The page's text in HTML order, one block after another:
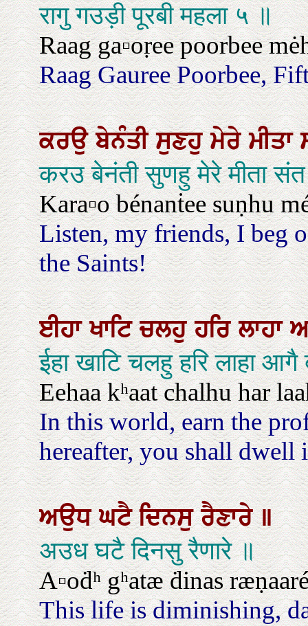
रागु गउड़ी पूरबी महला ५ ॥
Raag ga▫oṛee poorbee
Raag Gauree Poorbee,
ਕਰਉਬੇਨੰਤੀਸੁਣਹੁਮੇਰੇਮੀਤਾ
करउ बेनंती सुणहु मेरे मीता
Kara▫o bénanṫee suṇhu
Listen, my friends, I beg
the Saints!
ਈਹਾਖਾਟਿਚਲਹੁਹਰਿਲਾਹਾ
ईहा खाटि चलहु हरि लाहा
Eehaa kʰaat chalhu har
In this world, earn the
hereafter, you shall dwell
ਅਉਧਘਟੈਦਿਨਸੁਰੈਣਾਰੇ॥
अउध घटै दिनसु रैणारे ॥
A▫oḋʰ gʰatæ ḋinas
This life is diminishing,